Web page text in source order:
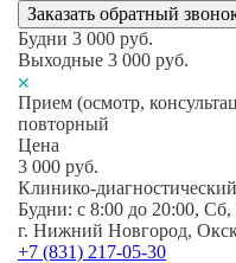
Заказать обратный
Будни 3 000 руб.
Выходные 3 000 руб.
Прием (осмотр,
повторный
Цена
3 000 руб.
Клинико-
Будни: c 8:00 до 20:00,
г. Нижний Новгород,
+7 (831) 217-05-30